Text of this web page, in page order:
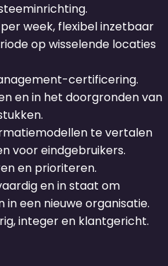
week, flexibel inzetbaar
op wisselende locaties
certificering.
en in het doorgronden van
te vertalen
voor eindgebruikers.
en prioriteren.
en in staat om
in een nieuwe organisatie.
integer en klantgericht.